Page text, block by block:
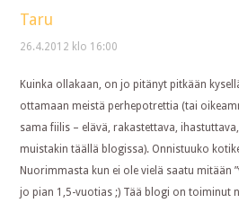
Taru
26.4.2012 klo 16:00
Kuinka ollakaan, on jo pitänyt pitkään
ottamaan meistä perhepotrettia (tai
sama fiilis – elävä, rakastettava,
muistakin täällä blogissa). Onnistuuko
Nuorimmasta kun ei ole vielä saatu mitään
jo pian 1,5-vuotias ;) Tää blogi on toiminut